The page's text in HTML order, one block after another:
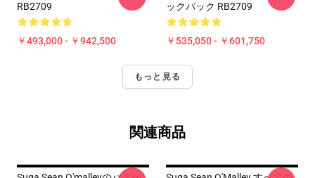
RB2709
￥493,000 - ￥942,500
ックパック RB2709
￥535,050 - ￥601,750
もっと見る
関連商品